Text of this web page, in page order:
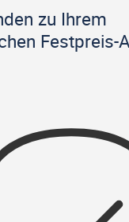
zu Ihrem
Festpreis-